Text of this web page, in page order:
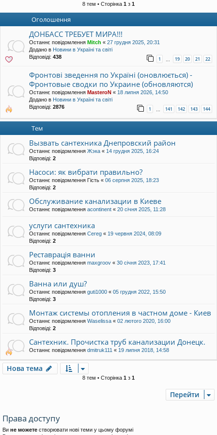
8 тем • Сторінка 1 з 1
Оголошення
ДОНБАСС ТРЕБУЕТ МИРА!!!
Останнє повідомлення Mitch « 27 грудня 2025, 20:31
Додано в Новини в Україні та світі
Відповіді: 438 1 … 19 20 21 22
Фронтові зведення по Україні (оновлюється) -
Фронтовые сводки по Украине (обновляются)
Останнє повідомлення MasteroN « 18 липня 2026, 14:50
Додано в Новини в Україні та світі
Відповіді: 2876 1 … 141 142 143 144
Тем
Вызвать сантехника Днепровский район
Останнє повідомлення Жэка « 14 грудня 2025, 16:24
Відповіді: 2
Насоси: як вибрати правильно?
Останнє повідомлення Гість « 06 серпня 2025, 18:23
Відповіді: 2
Обслуживание канализации в Киеве
Останнє повідомлення acontinent « 20 січня 2025, 11:28
услуги сантехника
Останнє повідомлення Cereg « 19 червня 2024, 08:09
Відповіді: 2
Реставрація ванни
Останнє повідомлення maxgroov « 30 січня 2023, 17:41
Відповіді: 3
Ванна или душ?
Останнє повідомлення guti1000 « 05 грудня 2022, 15:50
Відповіді: 3
Монтаж системы отопления в частном доме - Киев
Останнє повідомлення Waselissa « 02 лютого 2020, 16:00
Відповіді: 2
Сантехник. Прочистка труб канализации Донецк.
Останнє повідомлення dmitruk111 « 19 липня 2018, 14:58
Нова тема
8 тем • Сторінка 1 з 1
Перейти
Права доступу
Ви не можете створювати нові теми у цьому форумі